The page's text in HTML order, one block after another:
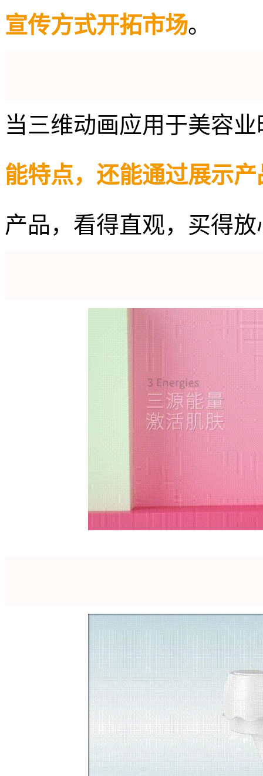
宣传方式开拓市场。
当三维动画应用于美容
能特点，还能通过展示
产品，看得直观，买得放